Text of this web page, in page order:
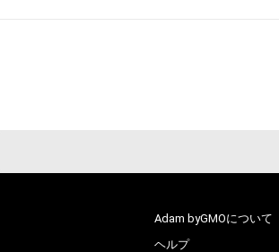
Adam byGMOについて
ヘルプ